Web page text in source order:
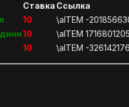
Ставка Ссылка
10
\aITEM -
10
\aITEM
10 \aITEM -